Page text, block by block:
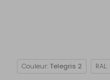
Couleur: Telegris 2 RAL: